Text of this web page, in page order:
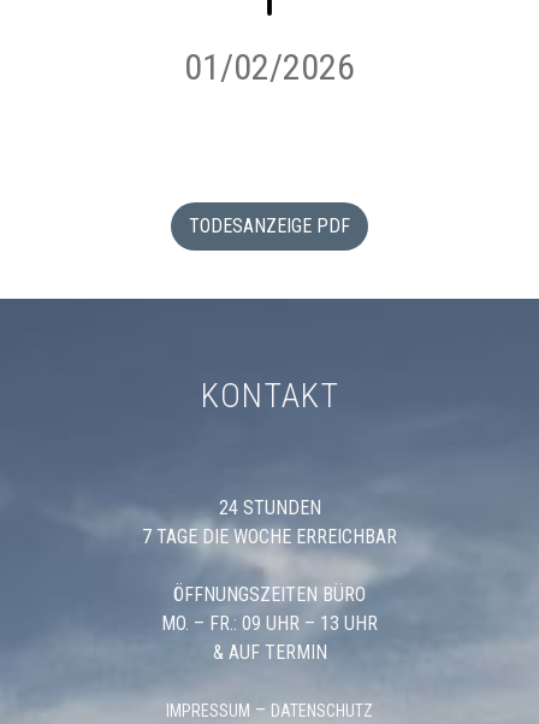
01/02/2026
TODESANZEIGE PDF
KONTAKT
24 STUNDEN
7 TAGE DIE WOCHE ERREICHBAR
ÖFFNUNGSZEITEN BÜRO
MO. – FR.: 09 UHR – 13 UHR
& AUF TERMIN
IMPRESSUM – DATENSCHUTZ